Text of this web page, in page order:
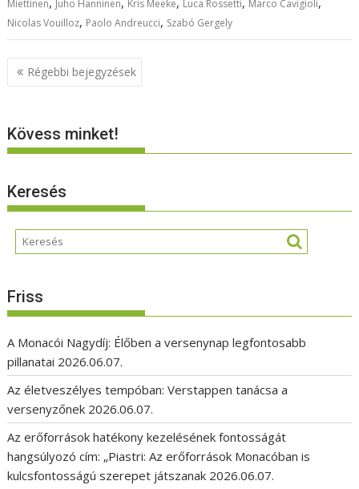
Miettinen Juho Hanninen Kris Meeke Luca Rossetti Marco Cavigioli
Nicolas Vouilloz, Paolo Andreucci, Szabó Gergely
Bejegyzés
navigáció
Régebbi bejegyzések
Kövess minket!
Keresés
Friss
A Monacói Nagydíj: Élőben a versenynap legfontosabb
pillanatai 2026.06.07.
Az életveszélyes tempóban: Verstappen tanácsa a
versenyzőnek 2026.06.07.
Az erőforrások hatékony kezelésének fontosságát
hangsúlyozó cím: „Piastri: Az erőforrások Monacóban is
kulcsfontosságú szerepet játszanak 2026.06.07.